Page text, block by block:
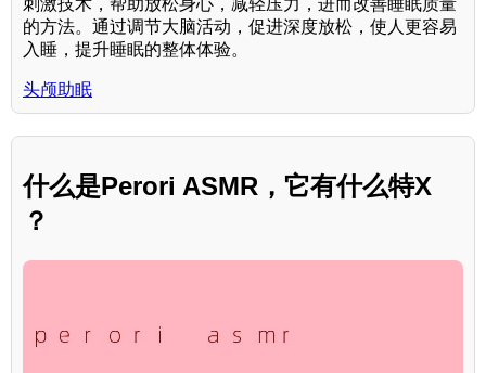
刺激技术，帮助放松身心，减轻压力，进而改善睡眠质量
的方法。通过调节大脑活动，促进深度放松，使人更容易
入睡，提升睡眠的整体体验。
头颅助眠
什么是Perori ASMR，它有什么特X
？